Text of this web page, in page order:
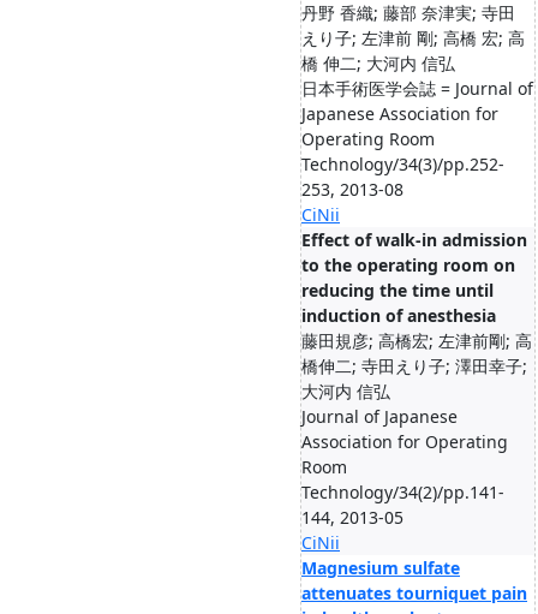
丹野 香織; 藤部 奈津実; 寺田
えり子; 左津前 剛; 高橋 宏; 高
橋 伸二; 大河内 信弘
日本手術医学会誌 = Journal of
Japanese Association for
Operating Room
Technology/34(3)/pp.252-
253, 2013-08
CiNii
Effect of walk-in admission
to the operating room on
reducing the time until
induction of anesthesia
藤田規彦; 高橋宏; 左津前剛; 高
橋伸二; 寺田えり子; 澤田幸子;
大河内 信弘
Journal of Japanese
Association for Operating
Room
Technology/34(2)/pp.141-
144, 2013-05
CiNii
Magnesium sulfate
attenuates tourniquet pain